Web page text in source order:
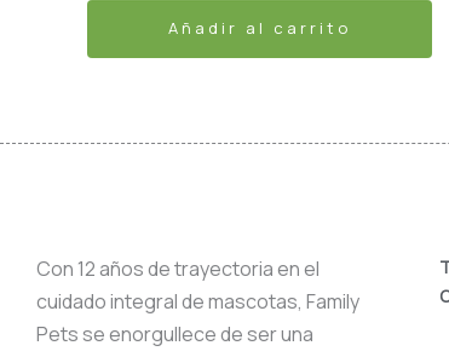
Añadir al carrito
Con 12 años de trayectoria en el
cuidado integral de mascotas, Family
Pets se enorgullece de ser una